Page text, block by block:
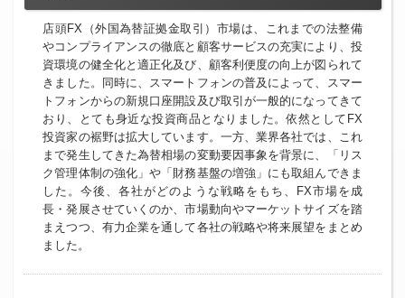
店頭FX（外国為替証拠金取引）市場は、これまでの法整備
やコンプライアンスの徹底と顧客サービスの充実により、投
資環境の健全化と適正化及び、顧客利便度の向上が図られて
きました。同時に、スマートフォンの普及によって、スマー
トフォンからの新規口座開設及び取引が一般的になってきて
おり、とても身近な投資商品となりました。依然としてFX
投資家の裾野は拡大しています。一方、業界各社では、これ
まで発生してきた為替相場の変動要因事象を背景に、「リス
ク管理体制の強化」や「財務基盤の増強」にも取組んできま
した。今後、各社がどのような戦略をもち、FX市場を成
長・発展させていくのか、市場動向やマーケットサイズを踏
まえつつ、有力企業を通して各社の戦略や将来展望をまとめ
ました。